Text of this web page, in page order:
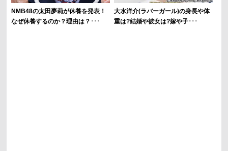
NMB48の太田夢莉が休養を発表！
なぜ休養するのか？理由は？･･･
大水洋介(ラバーガール)の身長や体
重は?結婚や彼女は?嫁や子･･･